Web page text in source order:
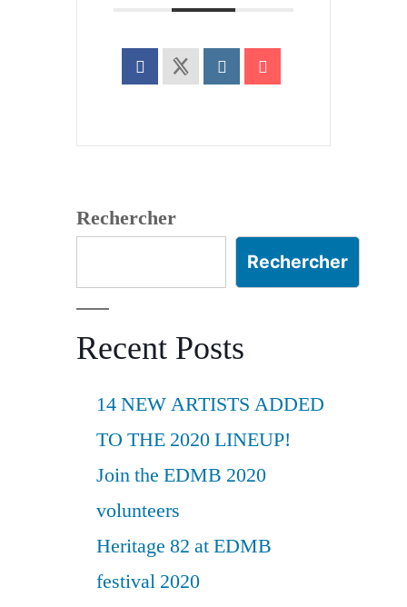
Rechercher
Rechercher
Recent Posts
14 NEW ARTISTS ADDED
TO THE 2020 LINEUP!
Join the EDMB 2020
volunteers
Heritage 82 at EDMB
festival 2020